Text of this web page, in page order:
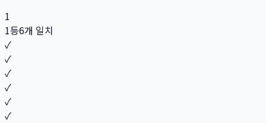
1
1등6개 일치
✓
✓
✓
✓
✓
✓